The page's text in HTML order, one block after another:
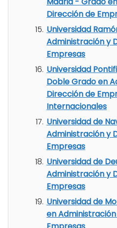
Dirección de
Universidad
Administración y
Empresas
Universidad
Doble Grado en
Dirección de
Internacionales
Universidad de
Administración y
Empresas
Universidad de
Administración y
Empresas
Universidad de
en